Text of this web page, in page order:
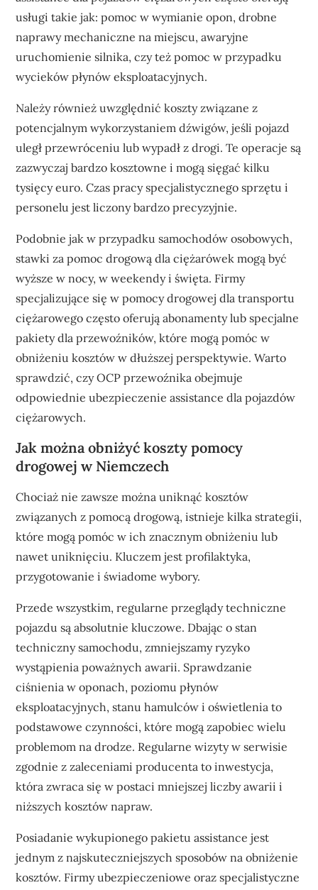
usługi takie jak: pomoc w wymianie opon, drobne
naprawy mechaniczne na miejscu, awaryjne
uruchomienie silnika, czy też pomoc w przypadku
wycieków płynów eksploatacyjnych.
Należy również uwzględnić koszty związane z
potencjalnym wykorzystaniem dźwigów, jeśli pojazd
uległ przewróceniu lub wypadł z drogi. Te operacje są
zazwyczaj bardzo kosztowne i mogą sięgać kilku
tysięcy euro. Czas pracy specjalistycznego sprzętu i
personelu jest liczony bardzo precyzyjnie.
Podobnie jak w przypadku samochodów osobowych,
stawki za pomoc drogową dla ciężarówek mogą być
wyższe w nocy, w weekendy i święta. Firmy
specjalizujące się w pomocy drogowej dla transportu
ciężarowego często oferują abonamenty lub specjalne
pakiety dla przewoźników, które mogą pomóc w
obniżeniu kosztów w dłuższej perspektywie. Warto
sprawdzić, czy OCP przewoźnika obejmuje
odpowiednie ubezpieczenie assistance dla pojazdów
ciężarowych.
Jak można obniżyć koszty pomocy
drogowej w Niemczech
Chociaż nie zawsze można uniknąć kosztów
związanych z pomocą drogową, istnieje kilka strategii,
które mogą pomóc w ich znacznym obniżeniu lub
nawet uniknięciu. Kluczem jest profilaktyka,
przygotowanie i świadome wybory.
Przede wszystkim, regularne przeglądy techniczne
pojazdu są absolutnie kluczowe. Dbając o stan
techniczny samochodu, zmniejszamy ryzyko
wystąpienia poważnych awarii. Sprawdzanie
ciśnienia w oponach, poziomu płynów
eksploatacyjnych, stanu hamulców i oświetlenia to
podstawowe czynności, które mogą zapobiec wielu
problemom na drodze. Regularne wizyty w serwisie
zgodnie z zaleceniami producenta to inwestycja,
która zwraca się w postaci mniejszej liczby awarii i
niższych kosztów napraw.
Posiadanie wykupionego pakietu assistance jest
jednym z najskuteczniejszych sposobów na obniżenie
kosztów. Firmy ubezpieczeniowe oraz specjalistyczne